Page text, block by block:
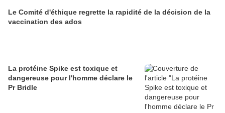
Le Comité d'éthique regrette la rapidité de la décision de la
vaccination des ados
La protéine Spike est toxique et
dangereuse pour l'homme déclare le
Pr Bridle